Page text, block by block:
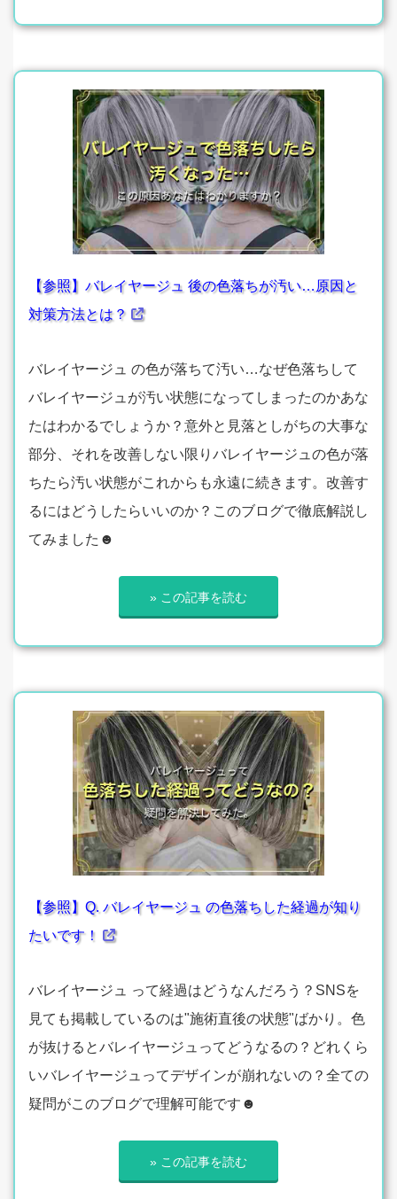
【参照】バレイヤージュ 後の色落ちが汚い…原因と
対策方法とは？
バレイヤージュ の色が落ちて汚い…なぜ色落ちして
バレイヤージュが汚い状態になってしまったのかあな
たはわかるでしょうか？意外と見落としがちの大事な
部分、それを改善しない限りバレイヤージュの色が落
ちたら汚い状態がこれからも永遠に続きます。改善す
るにはどうしたらいいのか？このブログで徹底解説し
てみました☻
» この記事を読む
【参照】Q. バレイヤージュ の色落ちした経過が知り
たいです！
バレイヤージュ って経過はどうなんだろう？SNSを
見ても掲載しているのは"施術直後の状態"ばかり。色
が抜けるとバレイヤージュってどうなるの？どれくら
いバレイヤージュってデザインが崩れないの？全ての
疑問がこのブログで理解可能です☻
» この記事を読む